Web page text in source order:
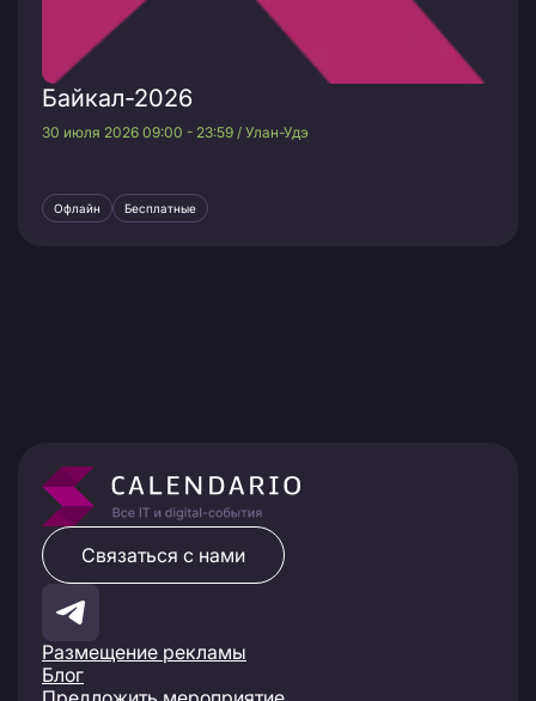
Байкал-2026
30 июля 2026 09:00 - 23:59 / Улан-Удэ
Офлайн Бесплатные
Размещение рекламы
Блог
Связаться с нами